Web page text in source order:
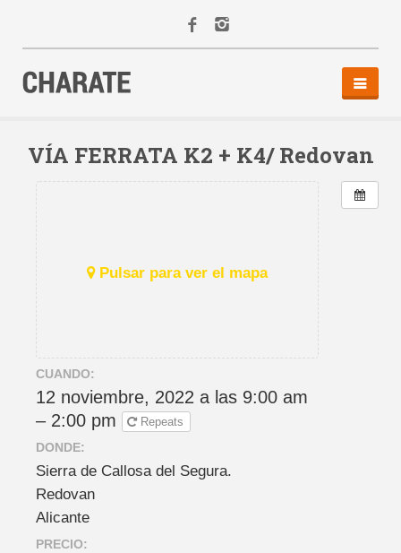
AGENDA
VÍA FERRATA K2 + K4/ Redovan
Pulsar para ver el mapa
CUANDO:
12 noviembre, 2022 a las 9:00 am
– 2:00 pm
Repeats
DONDE:
Sierra de Callosa del Segura.
Redovan
Alicante
PRECIO: